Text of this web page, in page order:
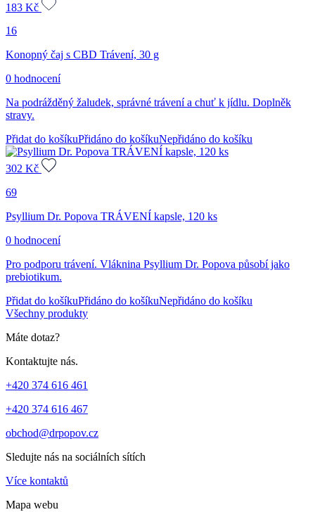
183 Kč
16
Konopný čaj s CBD Trávení, 30 g
0 hodnocení
Na podrážděný žaludek, správné trávení a chuť k jídlu. Doplněk
stravy.
Přidat do košíkuPřidáno do košíkuNepřidáno do košíku
302 Kč
69
Psyllium Dr. Popova TRÁVENÍ kapsle, 120 ks
0 hodnocení
Pro podporu trávení. Vláknina Psyllium Dr. Popova působí jako
prebiotikum.
Přidat do košíkuPřidáno do košíkuNepřidáno do košíku
Všechny produkty
Máte dotaz?
Kontaktujte nás.
+420 374 616 461
+420 374 616 467
obchod@drpopov.cz
Sledujte nás na sociálních sítích
Více kontaktů
Mapa webu